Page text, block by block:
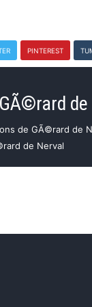
PINTEREST
de
de GÃ©rard de
de Nerval